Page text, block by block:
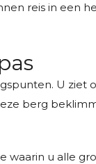
reis in een
U
berg
waarin u alle